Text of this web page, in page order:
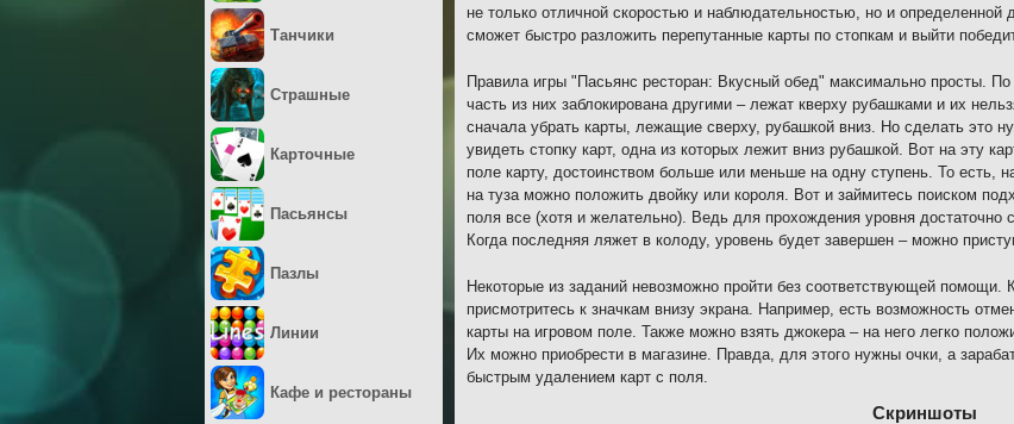
не только отличной скоростью и наблюдательностью, но и определенной
сможет быстро разложить перепутанные карты по стопкам и выйти
Правила игры "Пасьянс ресторан: Вкусный обед" максимально просты.
часть из них заблокирована другими – лежат кверху рубашками и их
сначала убрать карты, лежащие сверху, рубашкой вниз. Но сделать это
увидеть стопку карт, одна из которых лежит вниз рубашкой. Вот на эту
поле карту, достоинством больше или меньше на одну ступень. То есть,
на туза можно положить двойку или короля. Вот и займитесь поиском
поля все (хотя и желательно). Ведь для прохождения уровня достаточно
Когда последняя ляжет в колоду, уровень будет завершен – можно
Некоторые из заданий невозможно пройти без соответствующей помощи.
присмотритесь к значкам внизу экрана. Например, есть возможность
карты на игровом поле. Также можно взять джокера – на него легко
Их можно приобрести в магазине. Правда, для этого нужны очки, а
быстрым удалением карт с поля.
Скриншоты
Танчики
Страшные
Карточные
Пасьянсы
Пазлы
Линии
Кафе и рестораны